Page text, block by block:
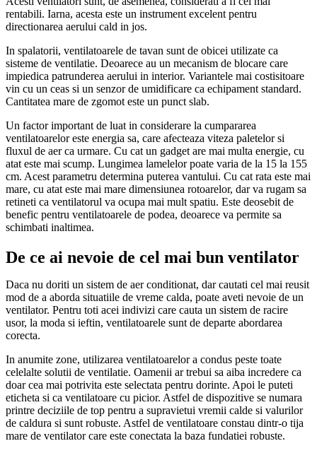
rentabili. Iarna, acesta este un instrument excelent pentru
directionarea aerului cald in jos.
In spalatorii, ventilatoarele de tavan sunt de obicei utilizate ca
sisteme de ventilatie. Deoarece au un mecanism de blocare care
impiedica patrunderea aerului in interior. Variantele mai costisitoare
vin cu un ceas si un senzor de umidificare ca echipament standard.
Cantitatea mare de zgomot este un punct slab.
Un factor important de luat in considerare la cumpararea
ventilatoarelor este energia sa, care afecteaza viteza paletelor si
fluxul de aer ca urmare. Cu cat un gadget are mai multa energie, cu
atat este mai scump. Lungimea lamelelor poate varia de la 15 la 155
cm. Acest parametru determina puterea vantului. Cu cat rata este mai
mare, cu atat este mai mare dimensiunea rotoarelor, dar va rugam sa
retineti ca ventilatorul va ocupa mai mult spatiu. Este deosebit de
benefic pentru ventilatoarele de podea, deoarece va permite sa
schimbati inaltimea.
De ce ai nevoie de cel mai bun ventilator
Daca nu doriti un sistem de aer conditionat, dar cautati cel mai reusit
mod de a aborda situatiile de vreme calda, poate aveti nevoie de un
ventilator. Pentru toti acei indivizi care cauta un sistem de racire
usor, la moda si ieftin, ventilatoarele sunt de departe abordarea
corecta.
In anumite zone, utilizarea ventilatoarelor a condus peste toate
celelalte solutii de ventilatie. Oamenii ar trebui sa aiba incredere ca
doar cea mai potrivita este selectata pentru dorinte. Apoi le puteti
eticheta si ca ventilatoare cu picior. Astfel de dispozitive se numara
printre deciziile de top pentru a supravietui vremii calde si valurilor
de caldura si sunt robuste. Astfel de ventilatoare constau dintr-o tija
mare de ventilator care este conectata la baza fundatiei robuste.